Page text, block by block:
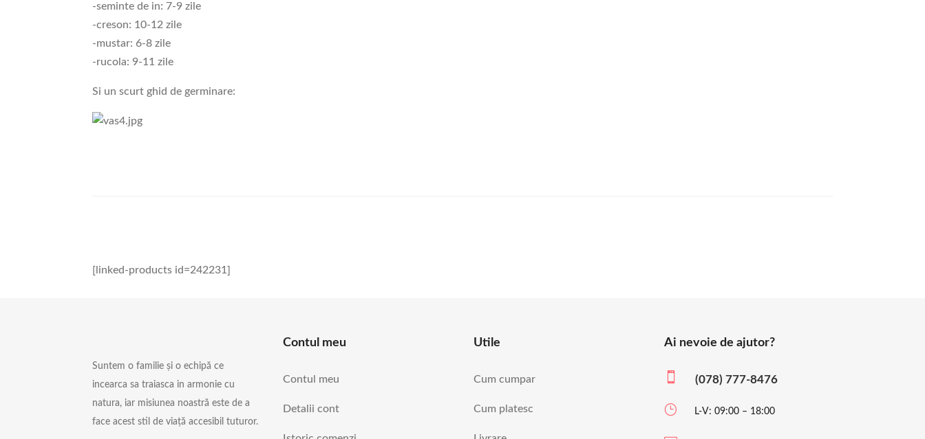
-seminte de in: 7-9 zile
-creson: 10-12 zile
-mustar: 6-8 zile
-rucola: 9-11 zile
Si un scurt ghid de germinare:
[linked-products id=242231]
Suntem o familie și o echipă ce
incearca sa traiasca in armonie cu
natura, iar misiunea noastră este de a
face acest stil de viață accesibil tuturor.
Contul meu
Contul meu
Detalii cont
Utile
Cum cumpar
Cum platesc
Ai nevoie de ajutor?
 (078) 777-8476
} L-V: 09:00 – 18:00